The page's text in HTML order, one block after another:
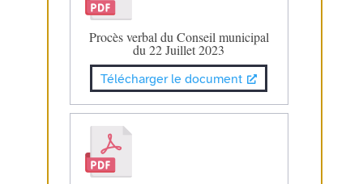
Procès verbal du Conseil municipal
du 22 Juillet 2023
Télécharger le document